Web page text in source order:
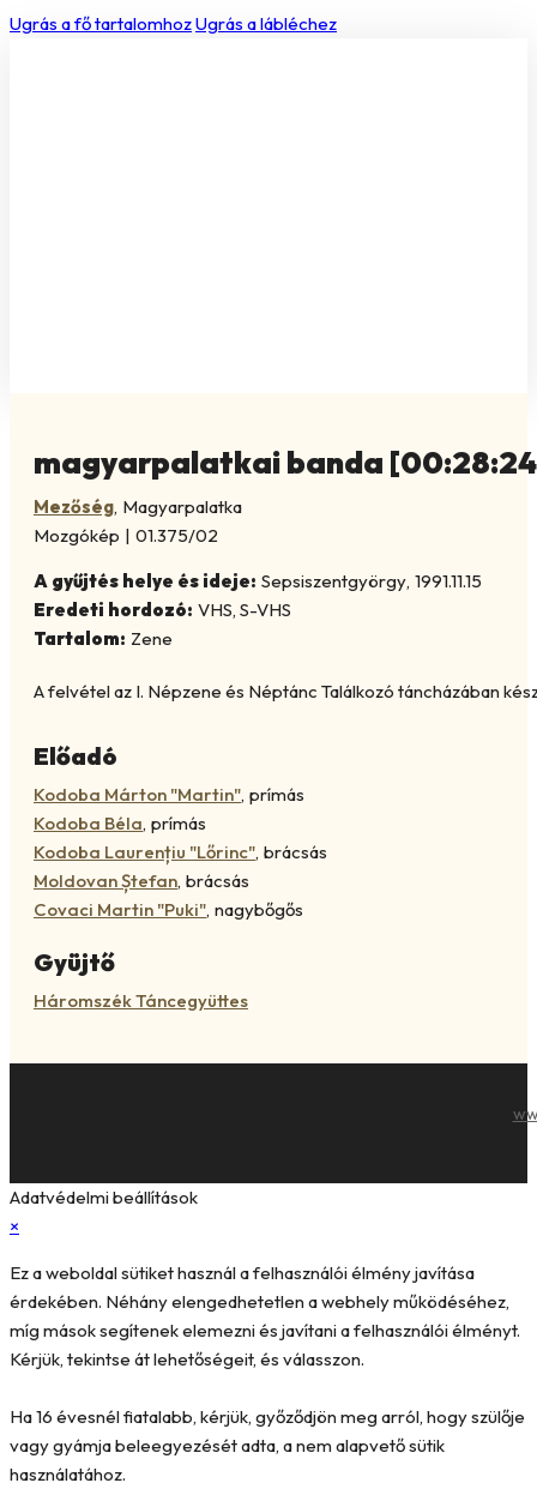
Ugrás a fő tartalomhozUgrás a lábléchez
magyarpalatkai banda
Mezőség, Magyarpalatka
Mozgókép | 01.375/02
A gyűjtés helye és ideje: Sepsiszentgyörgy, 1991.11.15
Eredeti hordozó: VHS, S-VHS
Tartalom: Zene
A felvétel az I. Népzene és Néptánc Találkozó táncházában
Előadó
Kodoba Márton "Martin", prímás
Kodoba Béla, prímás
Kodoba Laurențiu "Lőrinc", brácsás
Moldovan Ștefan, brácsás
Covaci Martin "Puki", nagybőgős
Gyüjtő
Háromszék Táncegyüttes
Adatvédelmi beállítások
×
Ez a weboldal sütiket használ a felhasználói élmény javítása
érdekében. Néhány elengedhetetlen a webhely működéséhez,
míg mások segítenek elemezni és javítani a felhasználói élményt.
Kérjük, tekintse át lehetőségeit, és válasszon.
Ha 16 évesnél fiatalabb, kérjük, győződjön meg arról, hogy szülője
vagy gyámja beleegyezését adta, a nem alapvető sütik
használatához.